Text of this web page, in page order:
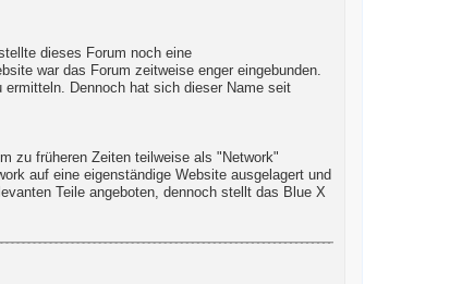
dieses Forum noch eine
war das Forum zeitweise enger eingebunden.
Dennoch hat sich dieser Name seit
zu früheren Zeiten teilweise als "Network"
auf eine eigenständige Website ausgelagert und
Teile angeboten, dennoch stellt das Blue X